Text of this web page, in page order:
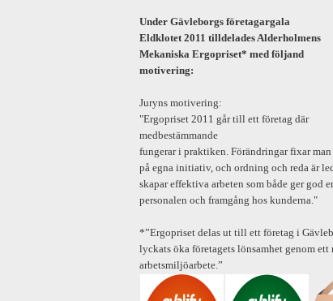
Under Gävleborgs företagargala
Eldklotet 2011 tilldelades Alderholmens
Mekaniska Ergopriset* med följand
motivering:
Juryns motivering:
"Ergopriset 2011 går till ett företag där
medbestämmande
fungerar i praktiken. Förändringar fixar man
på egna initiativ, och ordning och reda är
skapar effektiva arbeten som både ger god
personalen och framgång hos kunderna."
*”Ergopriset delas ut till ett företag i
lyckats öka företagets lönsamhet genom ett
arbetsmiljöarbete.”